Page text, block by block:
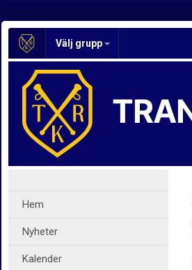
Välj grupp
Hem
Nyheter
Kalender